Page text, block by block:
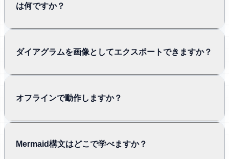
は何ですか？
ダイアグラムを画像としてエクスポートできますか？
オフラインで動作しますか？
Mermaid構文はどこで学べますか？